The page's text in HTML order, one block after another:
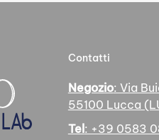
Contatti
Negozio: Via
55100 Lucca
Tel : +39 0583